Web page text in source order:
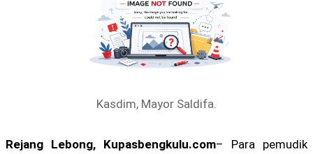
Kasdim, Mayor Saldifa.
Rejang Lebong, Kupasbengkulu.com– Para pemudik